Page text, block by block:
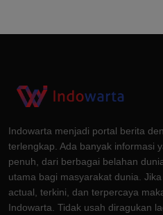
Indowarta menjadi portal berita
terlengkap. Ada banyak informasi
penuh, dari berbagai belahan
utama bagi masyarakat dunia.
actual, terkini, dan terpercaya
Indowarta. Tidak usah diragukan